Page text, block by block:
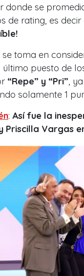
donde se
de rating, es decir
se toma en
último puesto de
“Repe” y “Pri” ,
solamente 1
: Así fue la
Priscilla Vargas